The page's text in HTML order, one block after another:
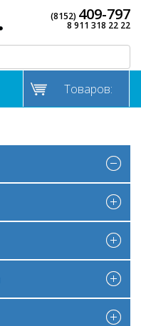
(8152) 409-797
8 911 318 22 22
Товаров: